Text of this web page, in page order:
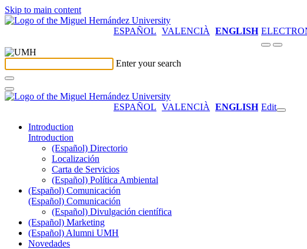
Skip to main content
ESPAÑOL VALENCIÀ ENGLISH
Enter your search
ESPAÑOL VALENCIÀ ENGLISH Edit
Introduction
Introduction
(Español) Directorio
Localización
Carta de Servicios
(Español) Política Ambiental
(Español) Comunicación
(Español) Comunicación
(Español) Divulgación científica
(Español) Marketing
(Español) Alumni UMH
Novedades